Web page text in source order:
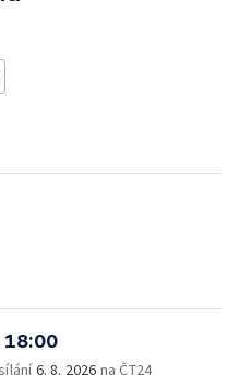
6. 8. 2026 na ČT24